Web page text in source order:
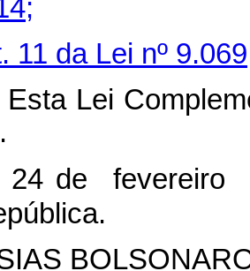
11 da Lei nº
Lei
.
24 de fevereiro